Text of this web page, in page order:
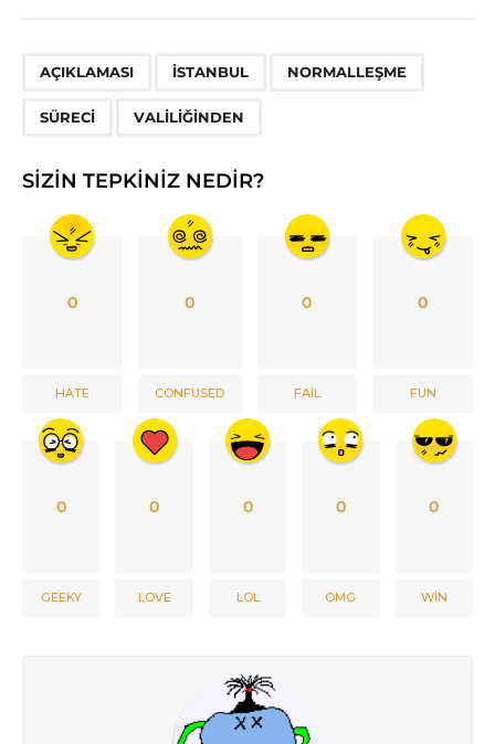
AÇIKLAMASI ISTANBUL NORMALLEŞME
SÜRECI VALILIĞINDEN
SIZIN TEPKINIZ NEDIR?
0
HATE
0
CONFUSED
0
FAIL
0
FUN
0
GEEKY
0
LOVE
0
LOL
0
OMG
0
WIN